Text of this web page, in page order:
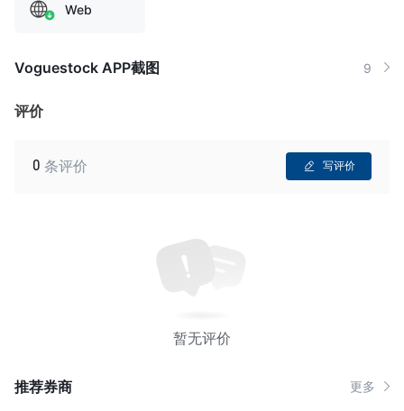
Web
Voguestock APP截图 9
评价
0 条评价 写评价
暂无评价
推荐券商 更多